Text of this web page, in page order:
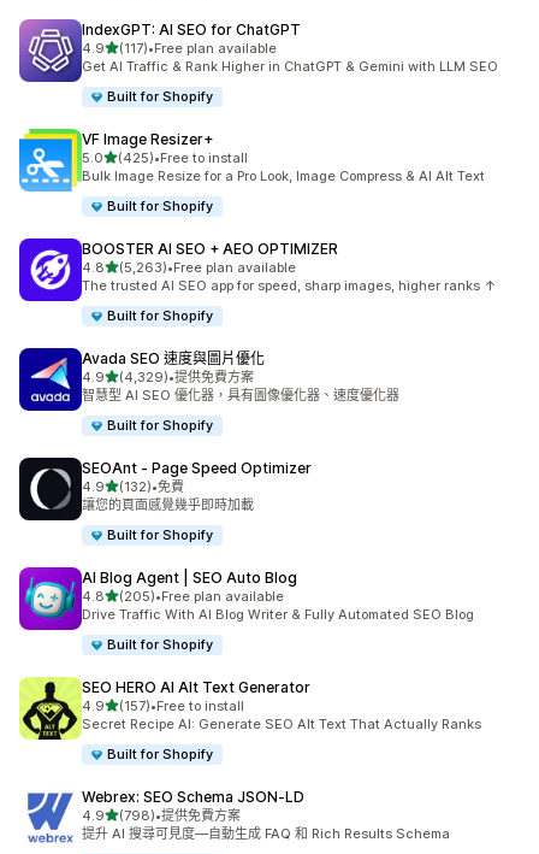
IndexGPT: AI SEO for ChatGPT
4.9滿分 5 顆星
(117)
共有 117 則評價
•Free plan available
Get AI Traffic & Rank Higher in ChatGPT & Gemini with LLM SEO
Built for Shopify
VF Image Resizer+
5.0滿分 5 顆星
(425)
共有 425 則評價
•Free to install
Bulk Image Resize for a Pro Look, Image Compress & AI Alt Text
Built for Shopify
BOOSTER AI SEO + AEO OPTIMIZER
4.8滿分 5 顆星
(5,263)
共有 5263 則評價
•Free plan available
The trusted AI SEO app for speed, sharp images, higher ranks ↑
Built for Shopify
Avada SEO 速度與圖片優化
4.9滿分 5 顆星
(4,329)
共有 4329 則評價
•提供免費方案
智慧型 AI SEO 優化器，具有圖像優化器、速度優化器
Built for Shopify
SEOAnt ‑ Page Speed Optimizer
4.9滿分 5 顆星
(132)
共有 132 則評價
•免費
讓您的頁面感覺幾乎即時加載
Built for Shopify
AI Blog Agent | SEO Auto Blog
4.8滿分 5 顆星
(205)
共有 205 則評價
•Free plan available
Drive Traffic With AI Blog Writer & Fully Automated SEO Blog
Built for Shopify
SEO HERO AI Alt Text Generator
4.9滿分 5 顆星
(157)
共有 157 則評價
•Free to install
Secret Recipe AI: Generate SEO Alt Text That Actually Ranks
Built for Shopify
Webrex: SEO Schema JSON‑LD
4.9滿分 5 顆星
(798)
共有 798 則評價
•提供免費方案
提升 AI 搜尋可見度—自動生成 FAQ 和 Rich Results Schema